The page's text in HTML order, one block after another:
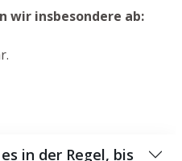
wir insbesondere ab:
in der Regel, bis